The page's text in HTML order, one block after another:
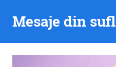
Mesaje din